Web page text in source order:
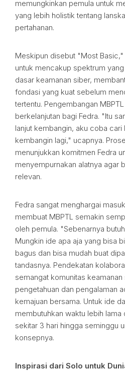
memungkinkan pemula untuk
yang lebih holistik tentang
pertahanan.
Meskipun disebut "Most
untuk mencakup spektrum
dasar keamanan siber,
fondasi yang kuat sebelum
tertentu. Pengembangan
berkelanjutan bagi Fedra. "Itu
lanjut kembangin, aku coba cari
kembangin lagi," ucapnya.
menunjukkan komitmen Fedra
menyempurnakan alatnya agar
relevan.
Fedra sangat menghargai
membuat MBPTL semakin
oleh pemula. "Sebenarnya
Mungkin ide apa aja yang bisa
bagus dan bisa mudah buat
tandasnya. Pendekatan
semangat komunitas
pengetahuan dan pengalaman
kemajuan bersama. Untuk ide
membutuhkan waktu lebih lama
sekitar 3 hari hingga seminggu
konsepnya.
Inspirasi dari Solo untuk